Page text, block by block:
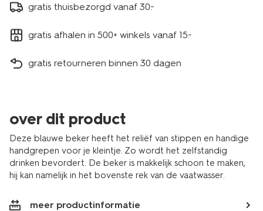
gratis thuisbezorgd vanaf 30.-
gratis afhalen in 500+ winkels vanaf 15.-
gratis retourneren binnen 30 dagen
over dit product
Deze blauwe beker heeft het reliëf van stippen en handige
handgrepen voor je kleintje. Zo wordt het zelfstandig
drinken bevordert. De beker is makkelijk schoon te maken,
hij kan namelijk in het bovenste rek van de vaatwasser.
meer productinformatie